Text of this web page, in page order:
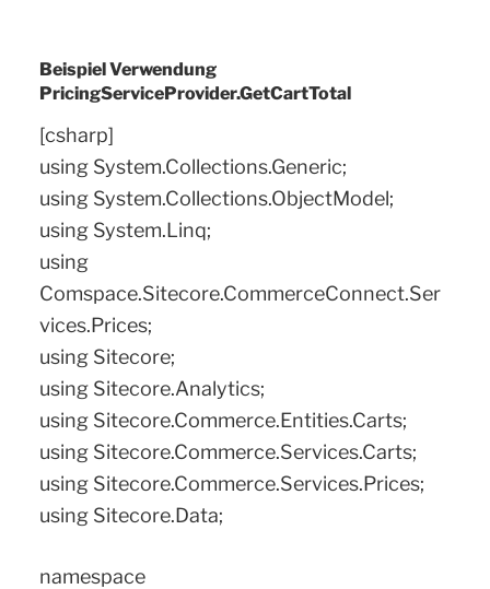
Beispiel Verwendung
PricingServiceProvider.GetCartTotal
[csharp]
using System.Collections.Generic;
using System.Collections.ObjectModel;
using System.Linq;
using
Comspace.Sitecore.CommerceConnect.Ser
vices.Prices;
using Sitecore;
using Sitecore.Analytics;
using Sitecore.Commerce.Entities.Carts;
using Sitecore.Commerce.Services.Carts;
using Sitecore.Commerce.Services.Prices;
using Sitecore.Data;
namespace